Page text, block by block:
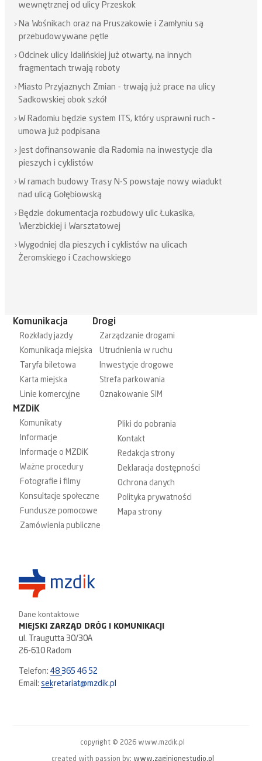
wewnętrznej od ulicy Przeskok
Na Wośnikach oraz na Pruszakowie i Zamłyniu są
przebudowywane pętle
Odcinek ulicy Idalińskiej już otwarty, na innych
fragmentach trwają roboty
Miasto Przyjaznych Zmian - trwają już prace na ulicy
Sadkowskiej obok szkół
W Radomiu będzie system ITS, który usprawni ruch -
umowa już podpisana
Jest dofinansowanie dla Radomia na inwestycje dla
pieszych i cyklistów
W ramach budowy Trasy N-S powstaje nowy wiadukt
nad ulicą Gołębiowską
Będzie dokumentacja rozbudowy ulic Łukasika,
Wierzbickiej i Warsztatowej
Wygodniej dla pieszych i cyklistów na ulicach
Żeromskiego i Czachowskiego
Komunikacja
Rozkłady jazdy
Komunikacja miejska
Taryfa biletowa
Karta miejska
Linie komercyjne
Drogi
Zarządzanie drogami
Utrudnienia w ruchu
Inwestycje drogowe
Strefa parkowania
Oznakowanie SIM
MZDiK
Komunikaty
Informacje
Informacje o MZDiK
Ważne procedury
Fotografie i filmy
Konsultacje społeczne
Fundusze pomocowe
Zamówienia publiczne
Pliki do pobrania
Kontakt
Redakcja strony
Deklaracja dostępności
Ochrona danych
Polityka prywatności
Mapa strony
Dane kontaktowe
MIEJSKI ZARZĄD DRÓG I KOMUNIKACJI
ul. Traugutta 30/30A
26-610 Radom
Telefon:48 365 46 52
Email:sekretariat@mzdik.pl
copyright © 2026 www.mzdik.pl
created with passion by: www.zaginionestudio.pl